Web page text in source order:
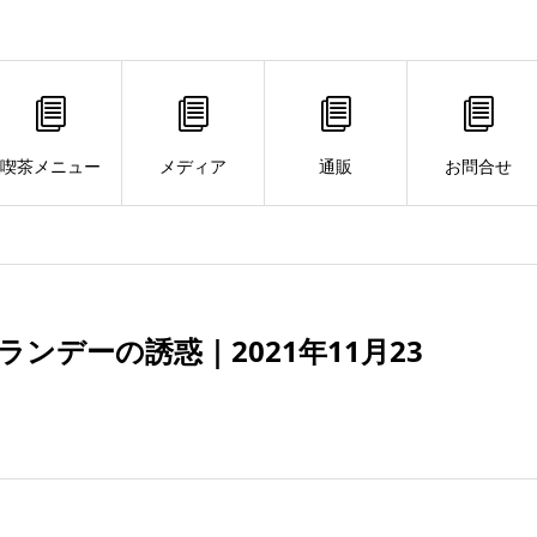
喫茶メニュー メディア 通販 お問合せ
ンデーの誘惑｜2021年11月23